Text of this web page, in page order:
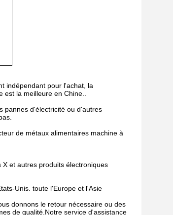
indépendant pour l'achat, la
la meilleure en Chine..
pannes d'électricité ou d'autres
de métaux alimentaires machine à
et autres produits électroniques
Unis. toute l'Europe et l'Asie
donnons le retour nécessaire ou des
de qualité.Notre service d'assistance